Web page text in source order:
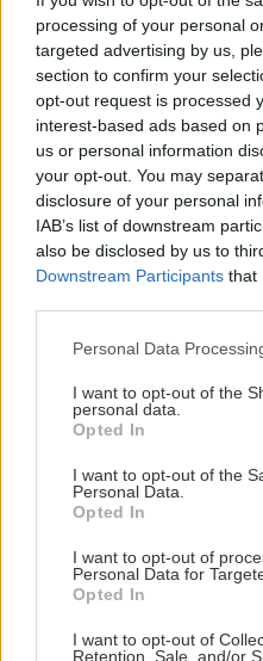
processing of your personal
targeted advertising by us,
section to confirm your
opt-out request is processed
interest-based ads based on
us or personal information
your opt-out. You may
disclosure of your personal
IAB’s list of downstream
also be disclosed by us to
Downstream Participants that
Please note that this
not limited to your visit or
grant or deny consent to
use your data for below
consent section.
Personal Data
I want to opt-out of the
personal data.
Opted In
I want to opt-out of the
Personal Data.
Opted In
I want to opt-out of
Personal Data for
Opted In
I want to opt-out of
Retention, Sale, and/or
Chcete dominantu
orechové svietidlo
ZÁHRADA